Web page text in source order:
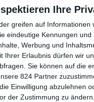
Ihre
greifen auf Informationen
eindeutige Kennungen
Werbung und
Ihrer Erlaubnis dürfen wir
Sie können auf die
824 Partner
Einwilligung abzulehnen
der Zustimmung zu ändern.
an Vorurteilen,
alle einen Knall! Es
die sich hier einer